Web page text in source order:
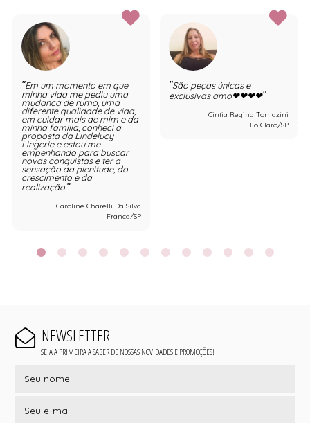
Em um momento em que
minha vida me pediu uma
mudança de rumo, uma
diferente qualidade de vida,
em cuidar mais de mim e da
minha família, conheci a
proposta da Lindelucy
Lingerie e estou me
empenhando para buscar
novas conquistas e ter a
sensação da plenitude, do
crescimento e da
realização.
Caroline Charelli Da Silva
Franca/SP
São peças únicas e
exclusivas amo❤❤❤❤
Cintia Regina Tomazini
Rio Claro/SP
NEWSLETTER
SEJA A PRIMEIRA A SABER DE NOSSAS NOVIDADES E PROMOÇÕES!